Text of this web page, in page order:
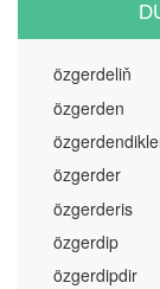
özgerdeliň
özgerden
özgerder
özgerderis
özgerdip
özgerdipdir